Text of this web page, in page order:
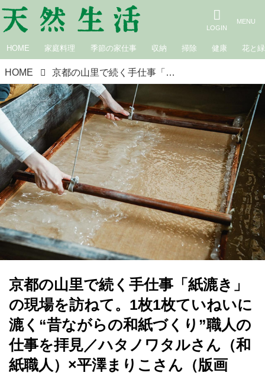
HOME 家庭料理 季節の家仕事 収納 掃除 健康 花と緑
HOME 京都の山里で続く手仕事「紙漉き」の現場を訪ねて。1枚1枚ていねいに漉く“昔ながらの和紙づくり”職人の仕事を拝見／ハタノワタルさん（和紙職人）×平澤まりこさん（版画家・イラストレーター）
京都の山里で続く手仕事「紙漉き」
の現場を訪ねて。1枚1枚ていねいに
漉く“昔ながらの和紙づくり”職人の
仕事を拝見／ハタノワタルさん（和
紙職人）×平澤まりこさん（版画